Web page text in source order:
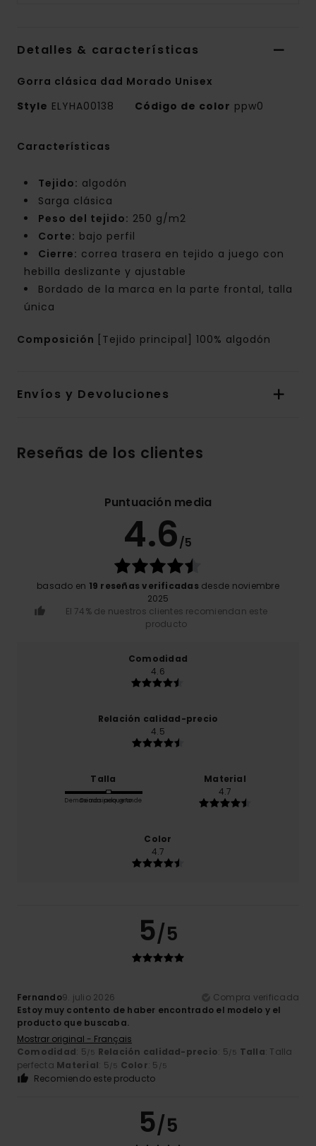
Detalles & características
Gorra clásica dad Morado Unisex
Style ELYHA00138 Código de color ppw0
Características
Tejido: algodón
Sarga clásica
Peso del tejido: 250 g/m2
Corte: bajo perfil
Cierre: correa trasera en tejido a juego con
hebilla deslizante y ajustable
Bordado de la marca en la parte frontal, talla
única
Composición [Tejido principal] 100% algodón
Envíos y Devoluciones
Reseñas de los clientes
Puntuación media
4.6/5
basado en 19 reseñas verificadas desde noviembre
2025
El 74% de nuestros clientes recomiendan este
producto
Comodidad
4.6
Relación calidad-precio
4.5
Talla
Demasiado pequeño
Demasiado grande
Material
4.7
Color
4.7
5/5
Fernando9. julio 2026
Compra verificada
Estoy muy contento de haber encontrado el modelo y el
producto que buscaba.
Mostrar original - Français
Comodidad: 5/5 Relación calidad-precio: 5/5 Talla: Talla
perfecta Material: 5/5 Color: 5 /5
Recomiendo este producto
5/5